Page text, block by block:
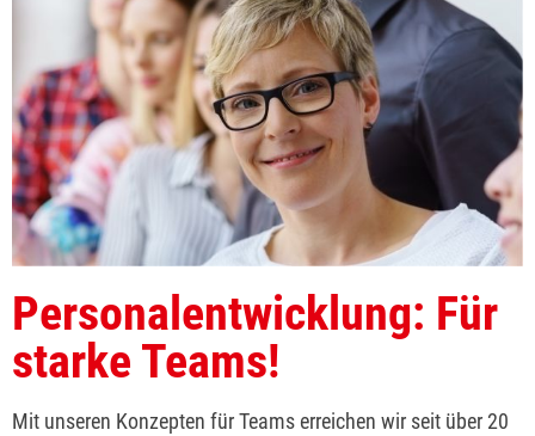
Personalentwicklung: Für
starke Teams!
Mit unseren Konzepten für Teams erreichen wir seit über 20